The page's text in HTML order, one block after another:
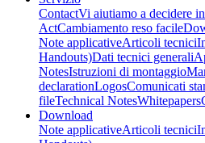
ContactVi aiutiamo a decidere
ActCambiamento reso facile
Note applicativeArticoli tecnici
Handouts)Dati tecnici generali
NotesIstruzioni di montaggio
declarationLogosComunicati
fileTechnical NotesWhitepapers
Download
Note applicativeArticoli tecnici